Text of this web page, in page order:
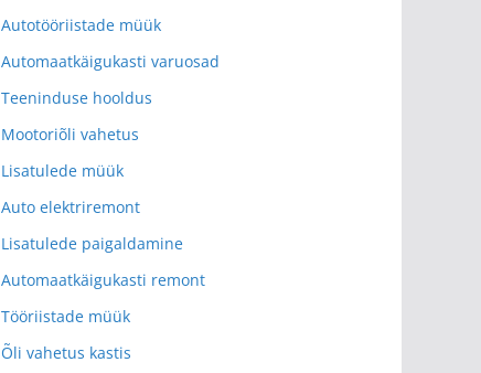
Autotööriistade müük
Automaatkäigukasti varuosad
Teeninduse hooldus
Mootoriõli vahetus
Lisatulede müük
Auto elektriremont
Lisatulede paigaldamine
Automaatkäigukasti remont
Tööriistade müük
Õli vahetus kastis